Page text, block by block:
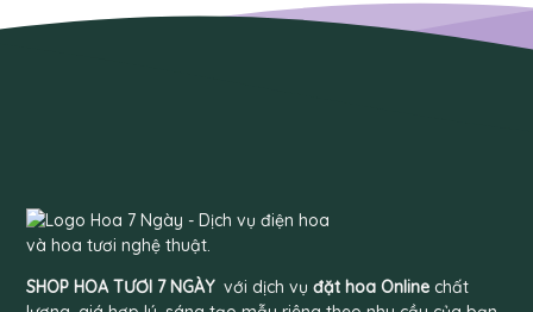
SHOP HOA TƯƠI 7 NGÀY với dịch vụ đặt hoa Online chất